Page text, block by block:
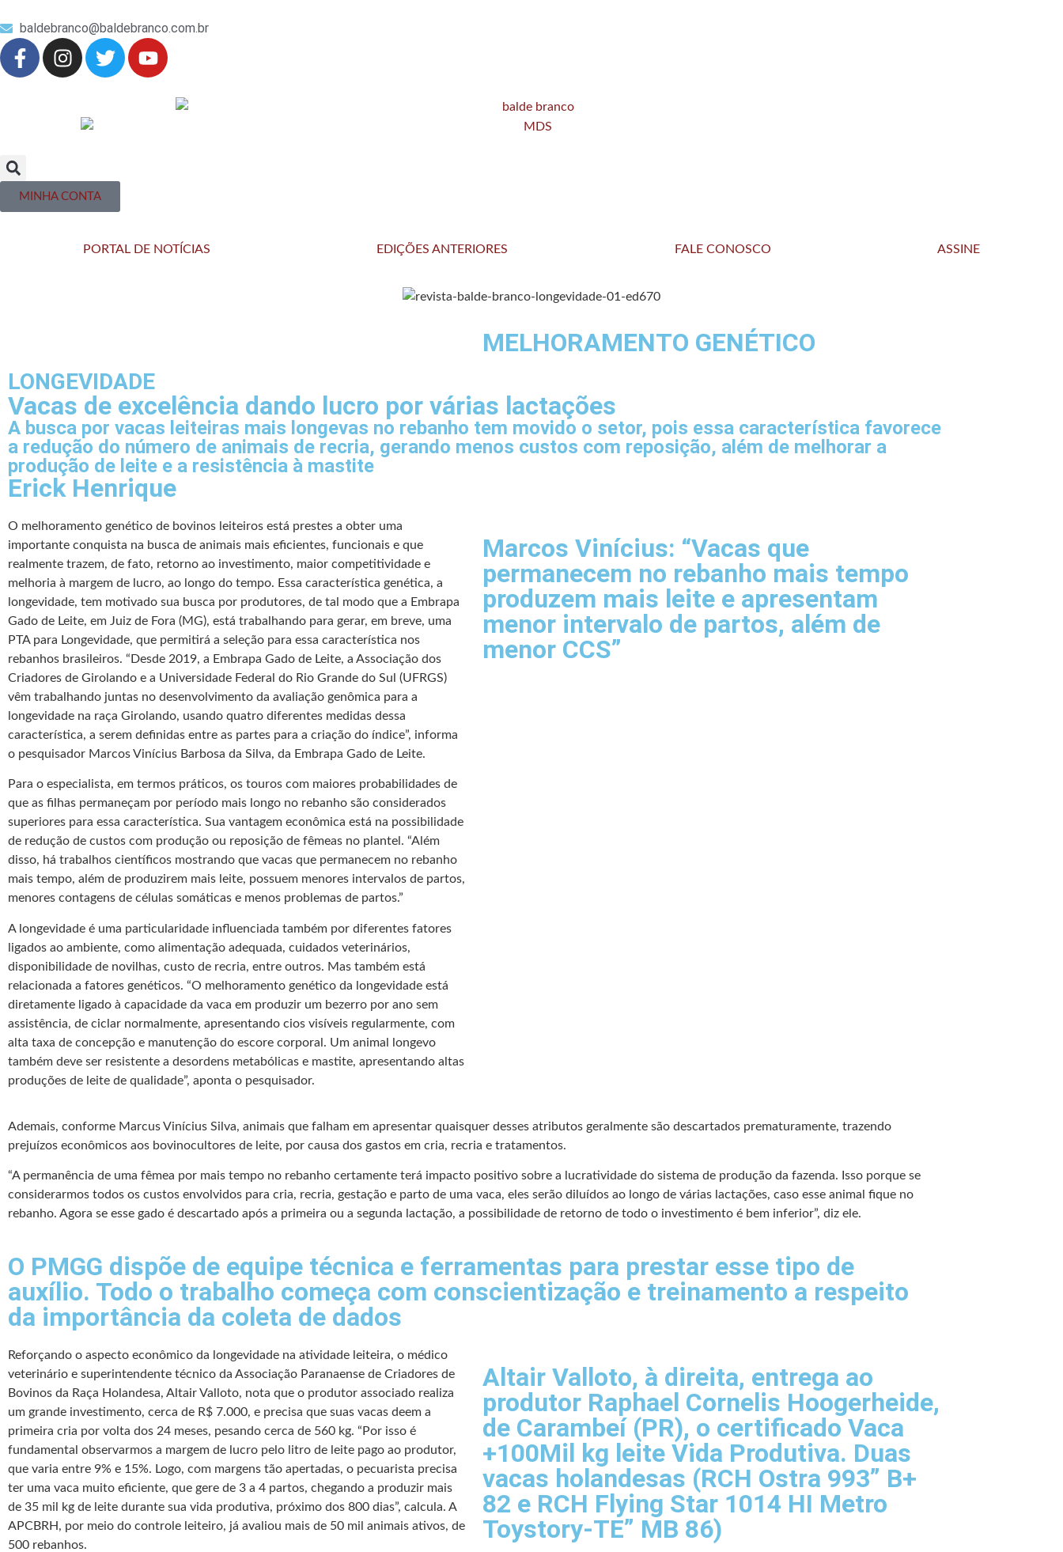
baldebranco@baldebranco.com.br
MINHA CONTA
PORTAL DE NOTÍCIAS EDIÇÕES ANTERIORES FALE CONOSCO ASSINE
MELHORAMENTO GENÉTICO
LONGEVIDADE
Vacas de excelência dando lucro por várias lactações
A busca por vacas leiteiras mais longevas no rebanho tem movido o setor, pois essa característica favorece
a redução do número de animais de recria, gerando menos custos com reposição, além de melhorar a
produção de leite e a resistência à mastite
Erick Henrique
O melhoramento genético de bovinos leiteiros está prestes a obter uma
importante conquista na busca de animais mais eficientes, funcionais e que
realmente trazem, de fato, retorno ao investimento, maior competitividade e
melhoria à margem de lucro, ao longo do tempo. Essa característica genética, a
longevidade, tem motivado sua busca por produtores, de tal modo que a Embrapa
Gado de Leite, em Juiz de Fora (MG), está trabalhando para gerar, em breve, uma
PTA para Longevidade, que permitirá a seleção para essa característica nos
rebanhos brasileiros. “Desde 2019, a Embrapa Gado de Leite, a Associação dos
Criadores de Girolando e a Universidade Federal do Rio Grande do Sul (UFRGS)
vêm trabalhando juntas no desenvolvimento da avaliação genômica para a
longevidade na raça Girolando, usando quatro diferentes medidas dessa
característica, a serem definidas entre as partes para a criação do índice”, informa
o pesquisador Marcos Vinícius Barbosa da Silva, da Embrapa Gado de Leite.
Para o especialista, em termos práticos, os touros com maiores probabilidades de
que as filhas permaneçam por período mais longo no rebanho são considerados
superiores para essa característica. Sua vantagem econômica está na possibilidade
de redução de custos com produção ou reposição de fêmeas no plantel. “Além
disso, há trabalhos científicos mostrando que vacas que permanecem no rebanho
mais tempo, além de produzirem mais leite, possuem menores intervalos de partos,
menores contagens de células somáticas e menos problemas de partos.”
A longevidade é uma particularidade influenciada também por diferentes fatores
ligados ao ambiente, como alimentação adequada, cuidados veterinários,
disponibilidade de novilhas, custo de recria, entre outros. Mas também está
relacionada a fatores genéticos. “O melhoramento genético da longevidade está
diretamente ligado à capacidade da vaca em produzir um bezerro por ano sem
assistência, de ciclar normalmente, apresentando cios visíveis regularmente, com
alta taxa de concepção e manutenção do escore corporal. Um animal longevo
também deve ser resistente a desordens metabólicas e mastite, apresentando altas
produções de leite de qualidade”, aponta o pesquisador.
Marcos Vinícius: “Vacas que
permanecem no rebanho mais tempo
produzem mais leite e apresentam
menor intervalo de partos, além de
menor CCS”
Ademais, conforme Marcus Vinícius Silva, animais que falham em apresentar quaisquer desses atributos geralmente são descartados prematuramente, trazendo
prejuízos econômicos aos bovinocultores de leite, por causa dos gastos em cria, recria e tratamentos.
“A permanência de uma fêmea por mais tempo no rebanho certamente terá impacto positivo sobre a lucratividade do sistema de produção da fazenda. Isso porque se
considerarmos todos os custos envolvidos para cria, recria, gestação e parto de uma vaca, eles serão diluídos ao longo de várias lactações, caso esse animal fique no
rebanho. Agora se esse gado é descartado após a primeira ou a segunda lactação, a possibilidade de retorno de todo o investimento é bem inferior”, diz ele.
O PMGG dispõe de equipe técnica e ferramentas para prestar esse tipo de
auxílio. Todo o trabalho começa com conscientização e treinamento a respeito
da importância da coleta de dados
Reforçando o aspecto econômico da longevidade na atividade leiteira, o médico
veterinário e superintendente técnico da Associação Paranaense de Criadores de
Bovinos da Raça Holandesa, Altair Valloto, nota que o produtor associado realiza
um grande investimento, cerca de R$ 7.000, e precisa que suas vacas deem a
primeira cria por volta dos 24 meses, pesando cerca de 560 kg. “Por isso é
fundamental observarmos a margem de lucro pelo litro de leite pago ao produtor,
que varia entre 9% e 15%. Logo, com margens tão apertadas, o pecuarista precisa
ter uma vaca muito eficiente, que gere de 3 a 4 partos, chegando a produzir mais
de 35 mil kg de leite durante sua vida produtiva, próximo dos 800 dias”, calcula. A
APCBRH, por meio do controle leiteiro, já avaliou mais de 50 mil animais ativos, de
500 rebanhos.
Altair Valloto, à direita, entrega ao
produtor Raphael Cornelis Hoogerheide,
de Carambeí (PR), o certificado Vaca
+100Mil kg leite Vida Produtiva. Duas
vacas holandesas (RCH Ostra 993” B+
82 e RCH Flying Star 1014 HI Metro
Toystory-TE” MB 86)